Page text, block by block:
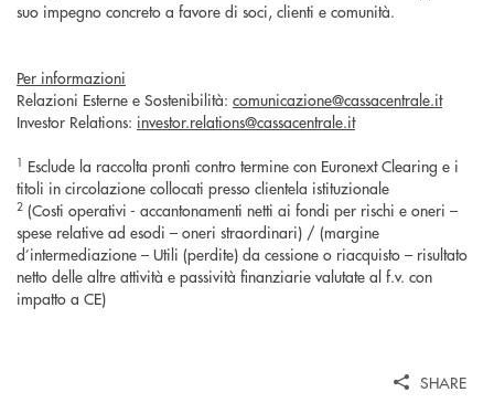
suo impegno concreto a favore di soci, clienti e comunità.
Per informazioni
Relazioni Esterne e Sostenibilità: comunicazione@cassacentrale.it
Investor Relations: investor.relations@cassacentrale.it
1 Esclude la raccolta pronti contro termine con Euronext Clearing e i
titoli in circolazione collocati presso clientela istituzionale
2 (Costi operativi - accantonamenti netti ai fondi per rischi e oneri –
spese relative ad esodi – oneri straordinari) / (margine
d’intermediazione – Utili (perdite) da cessione o riacquisto – risultato
netto delle altre attività e passività finanziarie valutate al f.v. con
impatto a CE)
SHARE